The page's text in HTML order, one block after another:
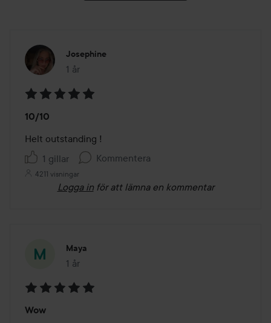
Josephine
1 år
Inlägget skapades 1 år
5
av
5
10/10
Helt outstanding !
1 gillar
Kommentera
4211 visningar
Logga in för att lämna en kommentar
Maya
1 år
Inlägget skapades 1 år
5
Wow